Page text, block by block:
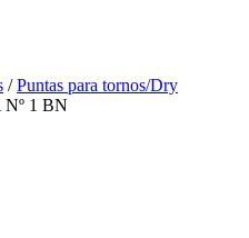
/ Puntas para tornos/Dry
1 BN